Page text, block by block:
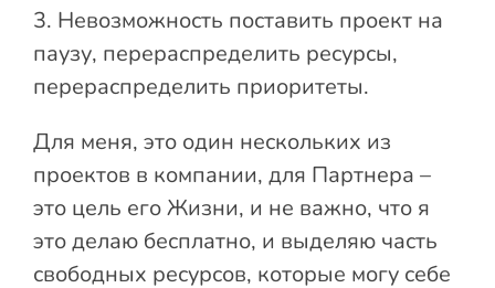
3. Невозможность поставить проект на
паузу, перераспределить ресурсы,
перераспределить приоритеты.
Для меня, это один нескольких из
проектов в компании, для Партнера –
это цель его Жизни, и не важно, что я
это делаю бесплатно, и выделяю часть
свободных ресурсов, которые могу себе